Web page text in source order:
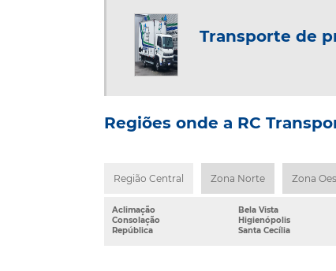
Transporte de
Regiões onde a RC
Região Central Zona Norte Zona
Aclimação Bela Vista
Consolação
Higienópolis
República
Santa Cecília